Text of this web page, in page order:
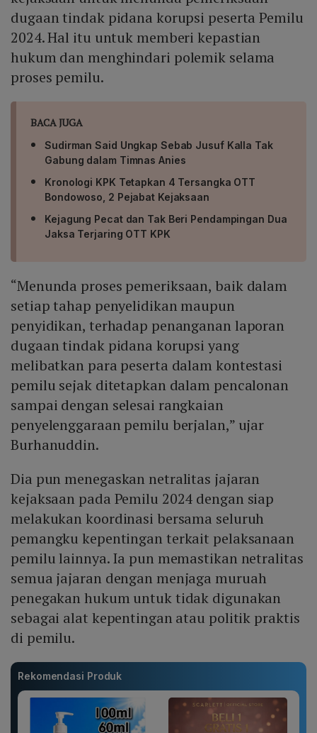
dugaan tindak pidana korupsi peserta Pemilu
2024. Hal itu untuk memberi kepastian
hukum dan menghindari polemik selama
proses pemilu.
BACA JUGA
Sudirman Said Ungkap Sebab Jusuf Kalla Tak
Gabung dalam Timnas Anies
Kronologi KPK Tetapkan 4 Tersangka OTT
Bondowoso, 2 Pejabat Kejaksaan
Kejagung Pecat dan Tak Beri Pendampingan Dua
Jaksa Terjaring OTT KPK
“Menunda proses pemeriksaan, baik dalam
setiap tahap penyelidikan maupun
penyidikan, terhadap penanganan laporan
dugaan tindak pidana korupsi yang
melibatkan para peserta dalam kontestasi
pemilu sejak ditetapkan dalam pencalonan
sampai dengan selesai rangkaian
penyelenggaraan pemilu berjalan,” ujar
Burhanuddin.
Dia pun menegaskan netralitas jajaran
kejaksaan pada Pemilu 2024 dengan siap
melakukan koordinasi bersama seluruh
pemangku kepentingan terkait pelaksanaan
pemilu lainnya. Ia pun memastikan netralitas
semua jajaran dengan menjaga muruah
penegakan hukum untuk tidak digunakan
sebagai alat kepentingan atau politik praktis
di pemilu.
Rekomendasi Produk